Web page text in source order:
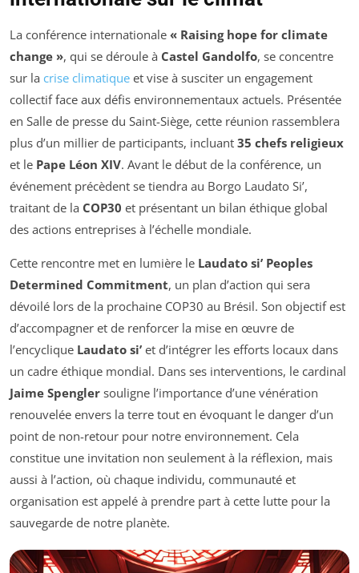
La conférence internationale « Raising hope for climate
change », qui se déroule à Castel Gandolfo, se concentre
sur la crise climatique et vise à susciter un engagement
collectif face aux défis environnementaux actuels. Présentée
en Salle de presse du Saint-Siège, cette réunion rassemblera
plus d’un millier de participants, incluant 35 chefs religieux
et le Pape Léon XIV. Avant le début de la conférence, un
événement précèdent se tiendra au Borgo Laudato Si’,
traitant de la COP30 et présentant un bilan éthique global
des actions entreprises à l’échelle mondiale.
Cette rencontre met en lumière le Laudato si’ Peoples
Determined Commitment, un plan d’action qui sera
dévoilé lors de la prochaine COP30 au Brésil. Son objectif est
d’accompagner et de renforcer la mise en œuvre de
l’encyclique Laudato si’ et d’intégrer les efforts locaux dans
un cadre éthique mondial. Dans ses interventions, le cardinal
Jaime Spengler souligne l’importance d’une vénération
renouvelée envers la terre tout en évoquant le danger d’un
point de non-retour pour notre environnement. Cela
constitue une invitation non seulement à la réflexion, mais
aussi à l’action, où chaque individu, communauté et
organisation est appelé à prendre part à cette lutte pour la
sauvegarde de notre planète.